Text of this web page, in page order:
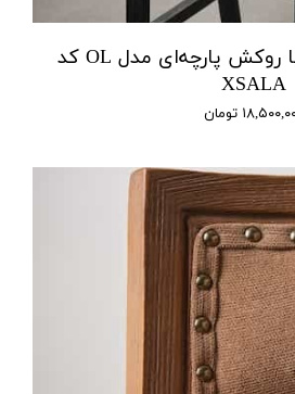
صندلی چوب گردو با روکش پارچه‌ای مدل OL کد
XSALA
تومان